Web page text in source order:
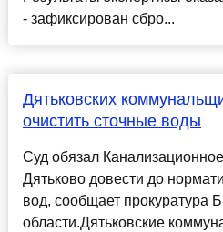
- зафиксирован сбро...
Дятьковских
очистить сточные воды
Суд обязал
Дятьково довести до
вод, сообщает прокуратура
области.Дятьковские